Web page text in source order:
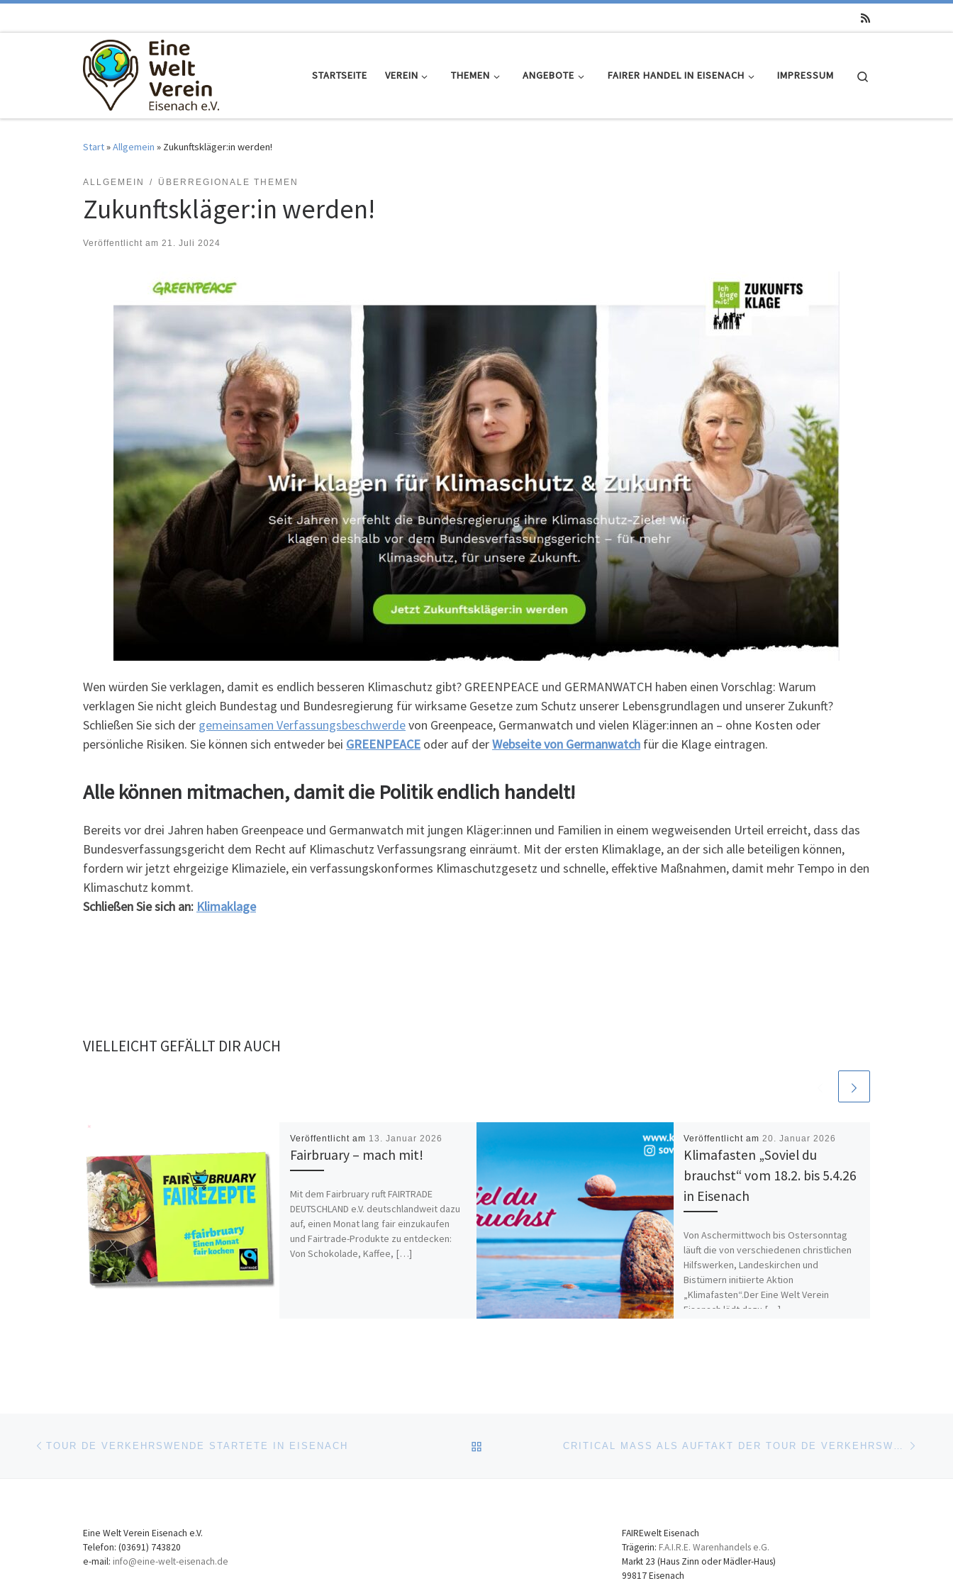
STARTSEITE VEREIN THEMEN ANGEBOTE FAIRER HANDEL IN EISENACH IMPRESSUM
Start»Allgemein » Zukunftskläger:in werden!
ALLGEMEIN ÜBERREGIONALE THEMEN
Zukunftskläger:in werden!
Veröffentlicht am 21. Juli 2024
Wen würden Sie verklagen, damit es endlich besseren Klimaschutz gibt? GREENPEACE und GERMANWATCH haben einen Vorschlag: Warum
verklagen Sie nicht gleich Bundestag und Bundesregierung für wirksame Gesetze zum Schutz unserer Lebensgrundlagen und unserer Zukunft?
Schließen Sie sich der gemeinsamen Verfassungsbeschwerdevon Greenpeace, Germanwatch und vielen Kläger:innen an – ohne Kosten oder
persönliche Risiken. Sie können sich entweder bei GREENPEACE oder auf derWebseite von Germanwatch für die Klage eintragen.
Alle können mitmachen, damit die Politik endlich handelt!
Bereits vor drei Jahren haben Greenpeace und Germanwatch mit jungen Kläger:innen und Familien in einem wegweisenden Urteil erreicht, dass das
Bundesverfassungsgericht dem Recht auf Klimaschutz Verfassungsrang einräumt. Mit der ersten Klimaklage, an der sich alle beteiligen können,
fordern wir jetzt ehrgeizige Klimaziele, ein verfassungskonformes Klimaschutzgesetz und schnelle, effektive Maßnahmen, damit mehr Tempo in den
Klimaschutz kommt.
Schließen Sie sich an: Klimaklage
VIELLEICHT GEFÄLLT DIR AUCH
Veröffentlicht am 13. Januar 2026
Fairbruary – mach mit!
Mit dem Fairbruary ruft FAIRTRADE
DEUTSCHLAND e.V. deutschlandweit dazu
auf, einen Monat lang fair einzukaufen
und Fairtrade-Produkte zu entdecken:
Von Schokolade, Kaffee, […]
Veröffentlicht am 20. Januar 2026
Klimafasten „Soviel du
brauchst“ vom 18.2. bis 5.4.26
in Eisenach
Von Aschermittwoch bis Ostersonntag
läuft die von verschiedenen christlichen
Hilfswerken, Landeskirchen und
Bistümern initiierte Aktion
„Klimafasten“.Der Eine Welt Verein
Eisenach lädt dazu […]
Beitragsnavigation
TOUR DE VERKEHRSWENDE STARTETE IN EISENACH ZURÜCK ZUR BEITRAGSLISTE
Eine Welt Verein Eisenach e.V.
Telefon: (03691) 743820
e-mail: info@eine-welt-eisenach.de
FAIREwelt Eisenach
Trägerin: F.A.I.R.E. Warenhandels e.G.
Markt 23 (Haus Zinn oder Mädler-Haus)
99817 Eisenach